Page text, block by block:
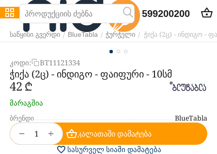
599200200
საწყისი გვერდი / BlueTabla / ჭურჭელი / ჭიქა (2ც) - ინდიგო -
კოდი: BT11121334
ჭიქა (2ც) - ინდიგო - ფაიფური - 10სმ
‍42‍ ₾
მარაგშია
ბრენდი BlueTabla
+
− კალათაში დამატება
სასურველ სიაში დამატება